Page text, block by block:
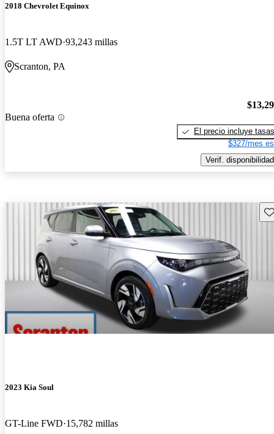
2018 Chevrolet Equinox
1.5T LT AWD 93,243 millas
Scranton, PA
Buena oferta
El precio incluye tasas
$327/mes
Verif. disponibilidad
2023 Kia Soul
GT-Line FWD 15,782 millas